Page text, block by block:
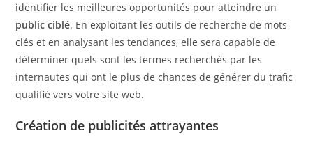
identifier les meilleures opportunités pour atteindre un
public ciblé. En exploitant les outils de recherche de mots-
clés et en analysant les tendances, elle sera capable de
déterminer quels sont les termes recherchés par les
internautes qui ont le plus de chances de générer du trafic
qualifié vers votre site web.
Création de publicités attrayantes